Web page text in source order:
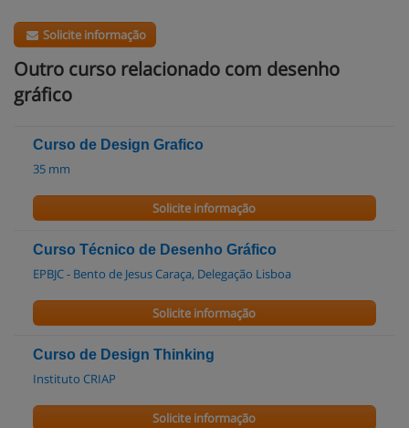
Solicite informação
Outro curso relacionado com desenho
gráfico
Curso de Design Grafico
35 mm
Solicite informação
Curso Técnico de Desenho Gráfico
EPBJC - Bento de Jesus Caraça, Delegação Lisboa
Solicite informação
Curso de Design Thinking
Instituto CRIAP
Solicite informação